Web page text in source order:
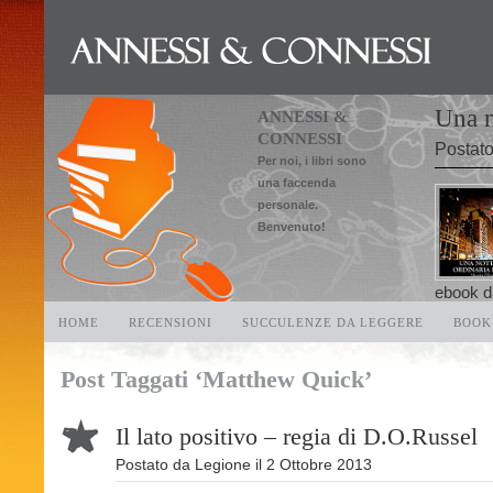
ANNESSI &
CONNESSI
Per noi, i libri sono
una faccenda
personale.
Benvenuto!
Una
ebook
HOME RECENSIONI SUCCULENZE DA LEGGERE
Post Taggati ‘Matthew Quick’
Il lato positivo – regia di D.O.Russel
Postato da Legione il 2 Ottobre 2013